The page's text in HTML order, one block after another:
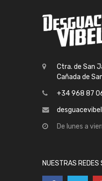
Ctra. de San
Cañada de
+34 968 87
De lunes a
NUESTRAS REDES